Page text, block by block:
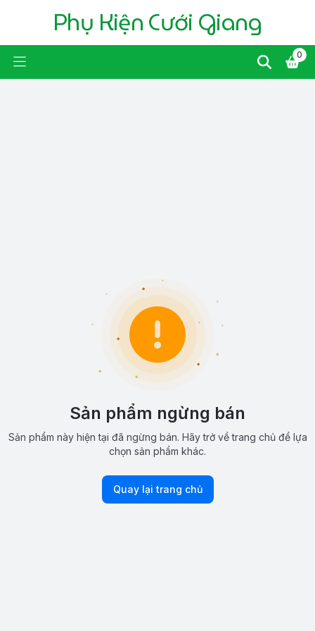
Phụ Kiện Cưới Giang
0
Sản phẩm ngừng bán
Sản phẩm này hiện tại đã ngừng bán. Hãy trở về trang chủ để lựa
chọn sản phẩm khác.
Quay lại trang chủ